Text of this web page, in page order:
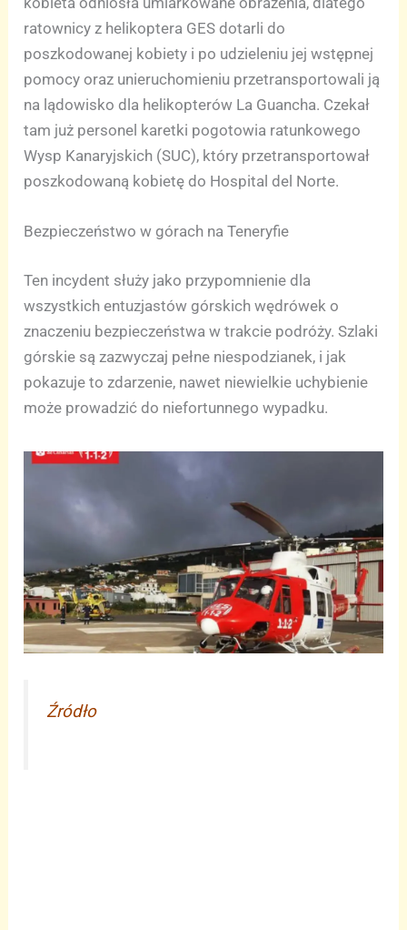
ratownicy z helikoptera GES dotarli do
poszkodowanej kobiety i po udzieleniu jej wstępnej
pomocy oraz unieruchomieniu przetransportowali ją
na lądowisko dla helikopterów La Guancha. Czekał
tam już personel karetki pogotowia ratunkowego
Wysp Kanaryjskich (SUC), który przetransportował
poszkodowaną kobietę do Hospital del Norte.
Bezpieczeństwo w górach na Teneryfie
Ten incydent służy jako przypomnienie dla
wszystkich entuzjastów górskich wędrówek o
znaczeniu bezpieczeństwa w trakcie podróży. Szlaki
górskie są zazwyczaj pełne niespodzianek, i jak
pokazuje to zdarzenie, nawet niewielkie uchybienie
może prowadzić do niefortunnego wypadku.
Źródło